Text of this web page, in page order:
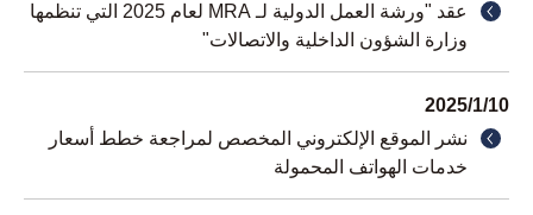
عقد "ورشة العمل الدولية لـ MRA لعام 2025 التي تنظمها
وزارة الشؤون الداخلية والاتصالات"
2025/1/10
نشر الموقع الإلكتروني المخصص لمراجعة خطط أسعار
خدمات الهواتف المحمولة